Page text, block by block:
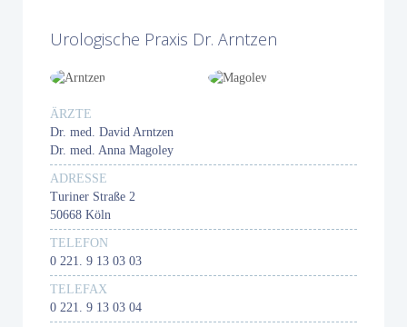
Urologische Praxis Dr. Arntzen
ÄRZTE
Dr. med. David Arntzen
Dr. med. Anna Magoley
ADRESSE
Turiner Straße 2
50668 Köln
TELEFON
0 221. 9 13 03 03
TELEFAX
0 221. 9 13 03 04